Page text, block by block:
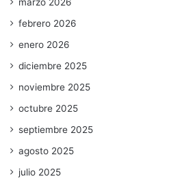
febrero 2026
enero 2026
diciembre 2025
noviembre 2025
octubre 2025
septiembre 2025
agosto 2025
julio 2025